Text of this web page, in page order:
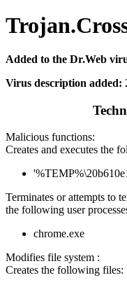
Added to the Dr.Web
Virus description added:
Malicious functions:
Creates and executes the
Terminates or attempts to
the following user
chrome.exe
Modifies file system :
Creates the following files: